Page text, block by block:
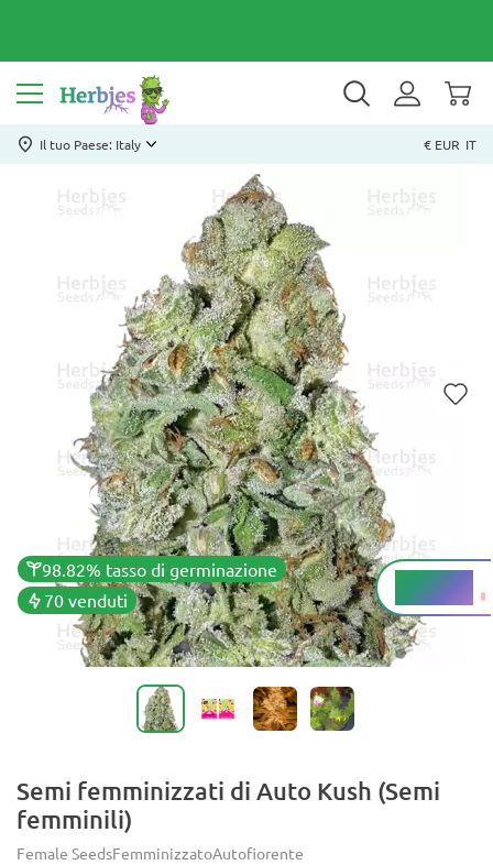
Il tuo Paese: Italy € EUR IT
98.82% tasso di germinazione
70 venduti
12 - 18%
THC
Semi femminizzati di Auto Kush (Semi
femminili)
Female SeedsFemminizzatoAutofiorente